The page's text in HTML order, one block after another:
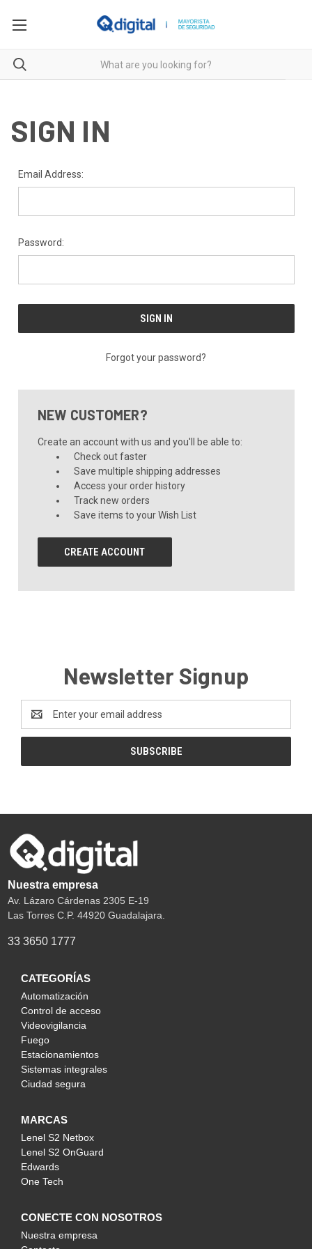
SIGN IN
Email Address:
Password:
Forgot your password?
NEW CUSTOMER?
Create an account with us and you'll be able to:
Check out faster
Save multiple shipping addresses
Access your order history
Track new orders
Save items to your Wish List
CREATE ACCOUNT
Newsletter Signup
Address
Nuestra empresa
Av. Lázaro Cárdenas 2305 E-19
Las Torres C.P. 44920 Guadalajara.
33 3650 1777
CATEGORÍAS
Automatización
Control de acceso
Videovigilancia
Fuego
Estacionamientos
Sistemas integrales
Ciudad segura
MARCAS
Lenel S2 Netbox
Lenel S2 OnGuard
Edwards
One Tech
CONECTE CON NOSOTROS
Nuestra empresa